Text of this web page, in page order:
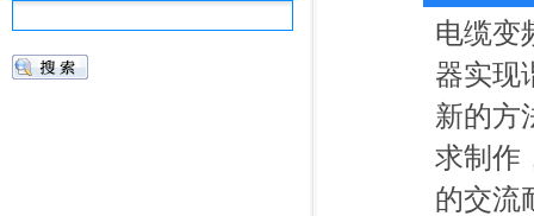
电缆变
器实现
新的方
求制作
的交流